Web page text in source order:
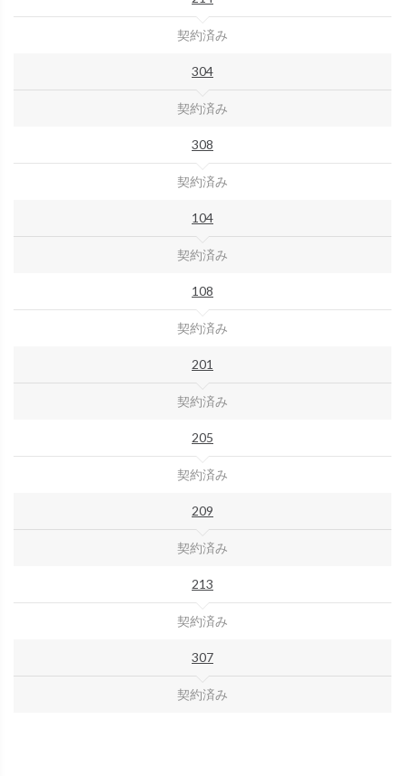
契約済み
304
契約済み
308
契約済み
104
契約済み
108
契約済み
201
契約済み
205
契約済み
209
契約済み
213
契約済み
307
契約済み